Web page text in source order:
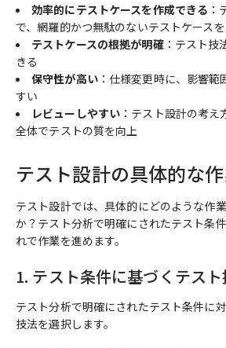
効率的にテストケースを作成できる ：
で、網羅的かつ無駄のないテストケース
テストケースの根拠が明確：テスト技
きる
保守性が高い：仕様変更時に、影響範
すい
レビューしやすい ：テスト設計の考
全体でテストの質を向上
テスト設計の具体的な
テスト設計では、具体的にどのような作
か？テスト分析で明確にされたテスト条
れで作業を進めます。
1. テスト条件に基づくテス
テスト分析で明確にされたテスト条件に
技法を選択します。